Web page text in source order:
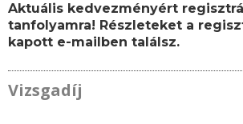
Aktuális kedvezményért
tanfolyamra! Részleteket a
kapott e-mailben találsz.
Vizsgadíj